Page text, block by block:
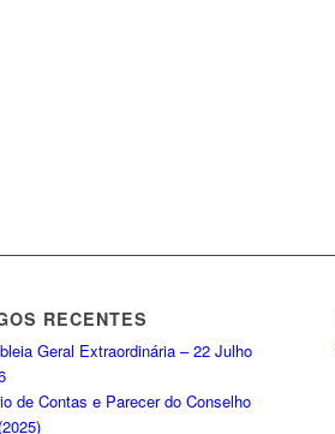
RECENTES
Geral Extraordinária – 22 Julho
de Contas e Parecer do Conselho